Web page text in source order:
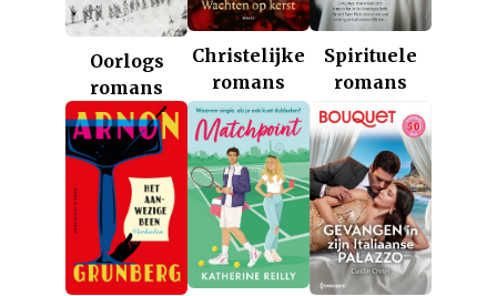
Oorlogs
romans
Christelijke
romans
Spirituele
romans